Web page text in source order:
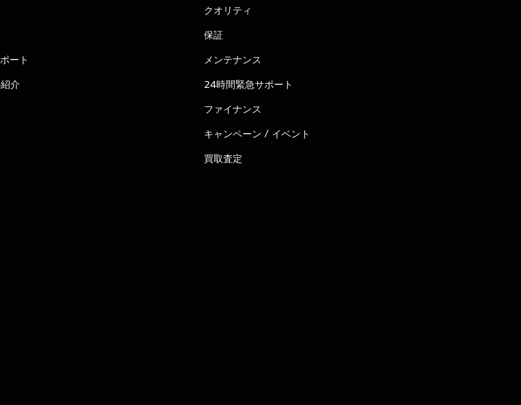
ート
介
クオリティ
保証
メンテナンス
24時間緊急サポート
ファイナンス
キャンペーン / イベント
買取査定